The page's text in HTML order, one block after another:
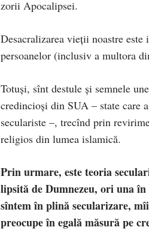
zorii Apocalipsei.
Desacralizarea vieții noastre
persoanelor (inclusiv a multora
Totuși, sînt destule şi semnele
credincioşi din SUA – state
seculariste –, trecînd prin
religios din lumea islamică.
Prin urmare, este teoria
lipsită de Dumnezeu, ori una
sîntem în plină secularizare,
preocupe în egală măsură pe